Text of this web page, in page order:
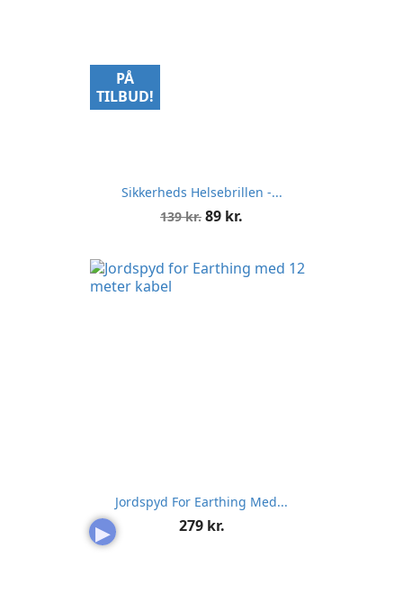
Sikkerheds Helsebrillen -...
Normalpris
139 kr. Pris
89 kr.
PÅ
TILBUD!
▶
Jordspyd For Earthing Med...
Pris
279 kr.